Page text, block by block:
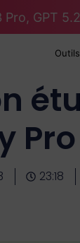
GPT
23:18